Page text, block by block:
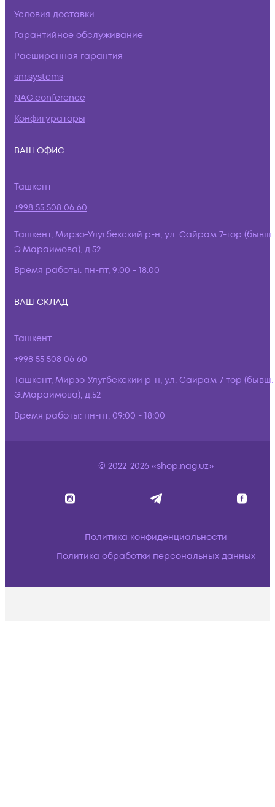
Условия доставки
Гарантийное обслуживание
Расширенная гарантия
snr.systems
NAG.conference
Конфигураторы
ВАШ ОФИС
Ташкент
+998 55 508 06 60
Ташкент, Мирзо-Улугбекский р-н, ул. Сайрам 7-тор (бывш.
Э.Мараимова), д.52
Время работы: пн-пт, 9:00 - 18:00
ВАШ СКЛАД
Ташкент
+998 55 508 06 60
Ташкент, Мирзо-Улугбекский р-н, ул. Сайрам 7-тор (бывш.
Э.Мараимова), д.52
Время работы: пн-пт, 09:00 - 18:00
© 2022-2026 «shop.nag.uz»
Политика конфиденциальности
Политика обработки персональных данных